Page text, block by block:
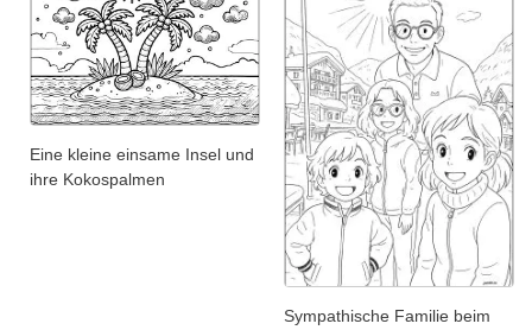
Eine kleine einsame Insel und
ihre Kokospalmen
Sympathische Familie beim